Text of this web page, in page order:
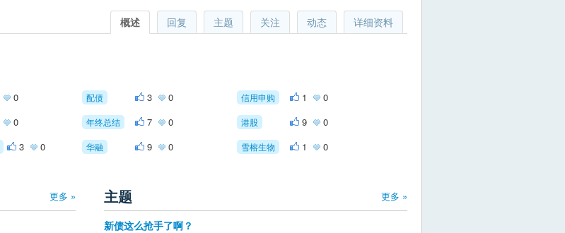
详细资料
动态
关注
主题
回复
概述
0 配债 3 0 信用申购 1 0
0 年终总结 7 0 港股 9 0
3 0 华融 9 0 雪榕生物 1 0
更多 » 更多 »
主题
新债这么抢手了啊？